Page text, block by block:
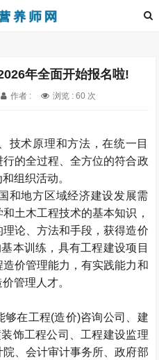
年全面开始报名啦!
作者 : 浏览 : 60 次
技术原理和方法，在统一目
的全过程、全方位的符合政
组织活动。
和地方区域经济建设发展需
土木工程技术的基本知识，
论、方法和手段，获得造价
本训练，具有工程建设项目
价管理能力，有实践能力和
管理人才。
在工程(造价)咨询公司、建
饰工程公司、工程建设监理
、会计审计事务所、政府部